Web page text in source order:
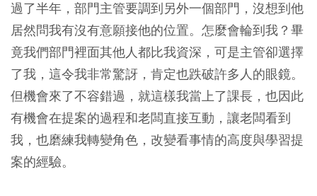
過了半年，部門主管要調到另外一個部門，沒想到他
居然問我有沒有意願接他的位置。怎麼會輪到我？畢
竟我們部門裡面其他人都比我資深，可是主管卻選擇
了我，這令我非常驚訝，肯定也跌破許多人的眼鏡。
但機會來了不容錯過，就這樣我當上了課長，也因此
有機會在提案的過程和老闆直接互動，讓老闆看到
我，也磨練我轉變角色，改變看事情的高度與學習提
案的經驗。